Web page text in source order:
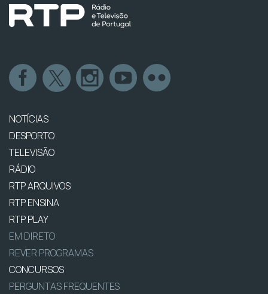
NOTÍCIAS
DESPORTO
TELEVISÃO
RÁDIO
RTP ARQUIVOS
RTP ENSINA
RTP PLAY
EM DIRETO
REVER PROGRAMAS
CONCURSOS
PERGUNTAS FREQUENTES